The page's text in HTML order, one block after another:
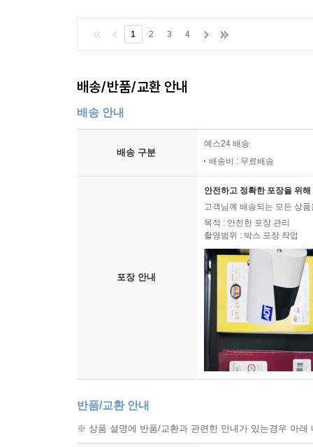
11 2010년 7월 15일 신조례에서 달라진점 ·512
Chapter10 실패하지 않는 재개발 투자를 위한 제언
01 실패하지 않는 재개발 투자지역 선택방법은?
02 쉽지만은 않은 재개발 투자 ·524
03 재개발 투자는 사업에 하는 투자 ·526
1 2 3 4
배송/반품/교환 안내
배송 안내
배송 구분
예스24 배송
배송비 : 무료배송
포장 안내
안전하고 정확한 포장을 위
고객님께 배송되는 모든 상
목적 : 안전한 포장 관리
촬영범위 : 박스 포장 작업
반품/교환 안내
※ 상품 설명에 반품/교환과 관련한 안내가 있는경우 아